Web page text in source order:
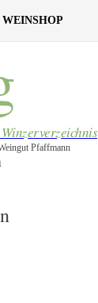
WEINSHOP
Pfaffmann